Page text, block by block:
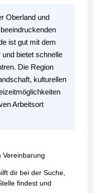
Oberland und
ist gut mit dem
bietet schnelle
Die Region
kulturellen
Arbeitsort
Vereinbarung
dir bei der Suche,
findest und